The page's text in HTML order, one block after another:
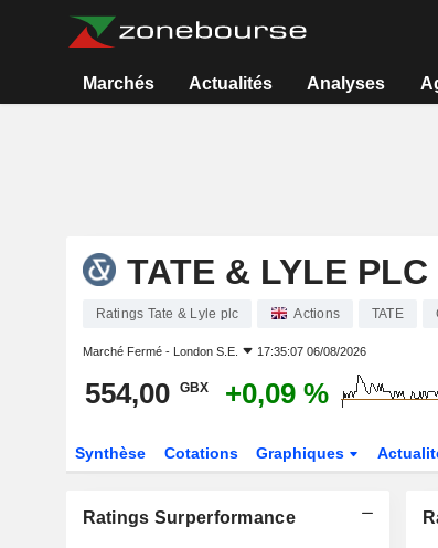
Marchés Actualités Analyses
TATE & LYLE PLC
Ratings Tate & Lyle plc Actions TATE
Marché Fermé - London S.E. 17:35:07 06/08/2026
554,00 GBX +0,09 %
Synthèse Cotations Graphiques
Ratings Surperformance